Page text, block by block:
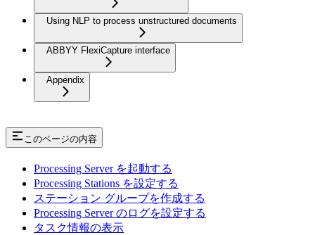
Using NLP to process unstructured documents
ABBYY FlexiCapture interface
Appendix
このページの内容
Processing Server を起動する
Processing Stations を設定する
ステーション グループを作成する
Processing Server のログを設定する
タスク情報の表示